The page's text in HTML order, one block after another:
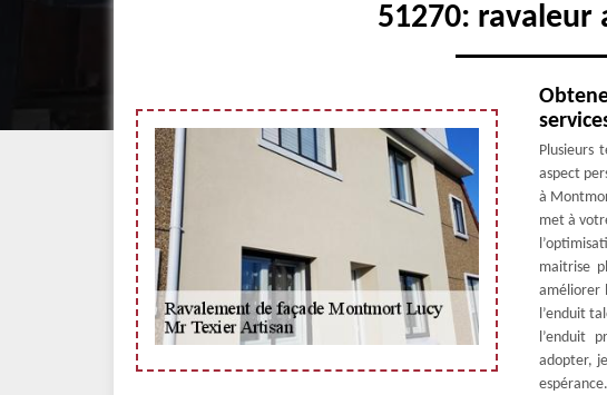
51270: ravaleur
Plusieurs
aspect
à
met à
maitrise
améliorer
l’enduit
l’enduit
adopter,
espérance.